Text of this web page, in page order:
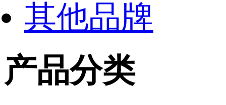
其他品牌
产品分类